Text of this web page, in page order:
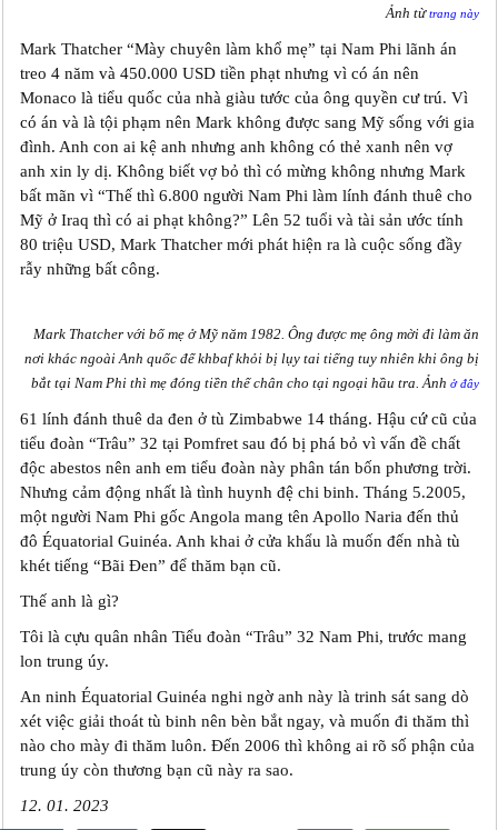
Ảnh từtrang này
Mark Thatcher “Mày chuyên làm khổ mẹ” tại Nam Phi lãnh án
treo 4 năm và 450.000 USD tiền phạt nhưng vì có án nên
Monaco là tiểu quốc của nhà giàu tước của ông quyền cư trú. Vì
có án và là tội phạm nên Mark không được sang Mỹ sống với gia
đình. Anh con ai kệ anh nhưng anh không có thẻ xanh nên vợ
anh xin ly dị. Không biết vợ bỏ thì có mừng không nhưng Mark
bất mãn vì “Thế thì 6.800 người Nam Phi làm lính đánh thuê cho
Mỹ ở Iraq thì có ai phạt không?” Lên 52 tuổi và tài sản ước tính
80 triệu USD, Mark Thatcher mới phát hiện ra là cuộc sống đầy
rẫy những bất công.
Mark Thatcher với bố mẹ ở Mỹ năm 1982. Ông được mẹ ông mời đi làm ăn
nơi khác ngoài Anh quốc để khbaf khỏi bị lụy tai tiếng tuy nhiên khi ông bị
bắt tại Nam Phi thì mẹ đóng tiền thế chân cho tại ngoại hầu tra. Ảnh ở đây
61 lính đánh thuê da đen ở tù Zimbabwe 14 tháng. Hậu cứ cũ của
tiểu đoàn “Trâu” 32 tại Pomfret sau đó bị phá bỏ vì vấn đề chất
độc abestos nên anh em tiểu đoàn này phân tán bốn phương trời.
Nhưng cảm động nhất là tình huynh đệ chi binh. Tháng 5.2005,
một người Nam Phi gốc Angola mang tên Apollo Naria đến thủ
đô Équatorial Guinéa. Anh khai ở cửa khẩu là muốn đến nhà tù
khét tiếng “Bãi Đen” để thăm bạn cũ.
Thế anh là gì?
Tôi là cựu quân nhân Tiểu đoàn “Trâu” 32 Nam Phi, trước mang
lon trung úy.
An ninh Équatorial Guinéa nghi ngờ anh này là trinh sát sang dò
xét việc giải thoát tù binh nên bèn bắt ngay, và muốn đi thăm thì
nào cho mày đi thăm luôn. Đến 2006 thì không ai rõ số phận của
trung úy còn thương bạn cũ này ra sao.
12. 01. 2023